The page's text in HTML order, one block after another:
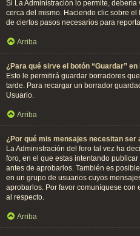
Si La Administración lo permite,
cerca del mismo. Haciendo clic sobre
de ciertos pasos necesarios para
Arriba
¿Para qué sirve el botón “Guardar”
Esto le permitirá guardar borradores
tarde. Para recargar un borrador
Usuario.
Arriba
¿Por qué mis mensajes necesitan ser
La Administración del foro tal vez ha
foro, en el que estas intentando
antes de aprobarlos. También es
en un grupo de usuarios cuyos
aprobarlos. Por favor comuníquese con
al respecto.
Arriba